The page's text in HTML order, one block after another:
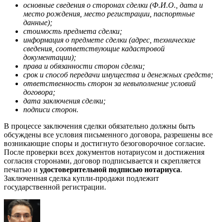
основные сведения о сторонах сделки (Ф.И.О., дата и
место рождения, место регистрации, паспортные
данные);
стоимость предмета сделки;
информация о предмете сделки (адрес, технические
сведения, соответствующие кадастровой
документации);
права и обязанности сторон сделки;
срок и способ передачи имущества и денежных средств;
ответственность сторон за невыполнение условий
договора;
дата заключения сделки;
подписи сторон.
В процессе заключения сделки обязательно должны быть
обсуждены все условия письменного договора, разрешены все
возникающие споры и достигнуто безоговорочное согласие.
После проверки всех документов нотариусом и достижения
согласия сторонами, договор подписывается и скрепляется
печатью и удостоверительной подписью нотариуса.
Заключенная сделка купли-продажи подлежит
государственной регистрации.